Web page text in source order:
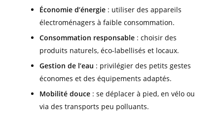
Économie d’énergie : utiliser des appareils
électroménagers à faible consommation.
Consommation responsable : choisir des
produits naturels, éco-labellisés et locaux.
Gestion de l’eau : privilégier des petits gestes
économes et des équipements adaptés.
Mobilité douce : se déplacer à pied, en vélo ou
via des transports peu polluants.